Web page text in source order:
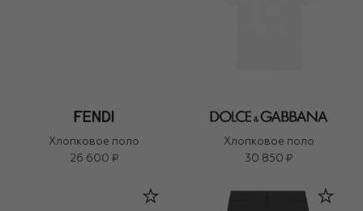
Хлопковое поло
26 600 ₽
Хлопковое поло
30 850 ₽